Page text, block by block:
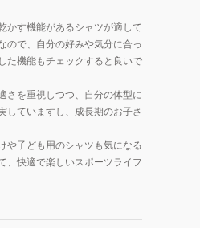
かす機能があるシャツが適して
ので、自分の好みや気分に合っ
た機能もチェックすると良いで
さを重視しつつ、自分の体型に
していますし、成長期のお子さ
や子ども用のシャツも気になる
、快適で楽しいスポーツライフ